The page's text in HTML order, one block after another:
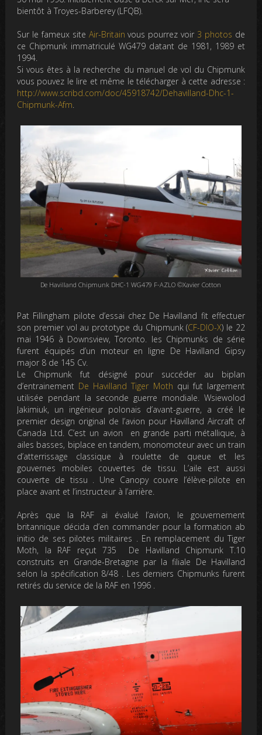
bientôt à Troyes-Barberey (LFQB).
Sur le fameux site Air-Britain vous pourrez voir 3 photos de
ce Chipmunk immatriculé WG479 datant de 1981, 1989 et
1994.
Si vous êtes à la recherche du manuel de vol du Chipmunk
vous pouvez le lire et même le télécharger à cette adresse :
http://www.scribd.com/doc/45918742/Dehavilland-Dhc-1-
Chipmunk-Afm.
De Havilland Chipmunk DHC-1 WG479 F-AZLO ©Xavier Cotton
Pat Fillingham pilote d’essai chez De Havilland fit effectuer
son premier vol au prototype du Chipmunk (CF-DIO-X) le 22
mai 1946 à Downsview, Toronto. les Chipmunks de série
furent équipés d’un moteur en ligne De Havilland Gipsy
major 8 de 145 Cv.
Le Chipmunk fut désigné pour succéder au biplan
d’entrainement De Havilland Tiger Moth qui fut largement
utilisée pendant la seconde guerre mondiale. Wsiewolod
Jakimiuk, un ingénieur polonais d’avant-guerre, a créé le
premier design original de l’avion pour Havilland Aircraft of
Canada Ltd. C’est un avion en grande parti métallique, à
ailes basses, biplace en tandem, monomoteur avec un train
d’atterrissage classique à roulette de queue et les
gouvernes mobiles couvertes de tissu. L’aile est aussi
couverte de tissu . Une Canopy couvre l’élève-pilote en
place avant et l’instructeur à l’arrière.
Après que la RAF ai évalué l’avion, le gouvernement
britannique décida d’en commander pour la formation ab
initio de ses pilotes militaires . En remplacement du Tiger
Moth, la RAF reçut 735 De Havilland Chipmunk T.10
construits en Grande-Bretagne par la filiale De Havilland
selon la spécification 8/48 . Les derniers Chipmunks furent
retirés du service de la RAF en 1996 .